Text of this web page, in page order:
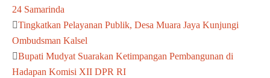
24 Samarinda
Tingkatkan Pelayanan Publik, Desa Muara Jaya Kunjungi
Ombudsman Kalsel
Bupati Mudyat Suarakan Ketimpangan Pembangunan di
Hadapan Komisi XII DPR RI